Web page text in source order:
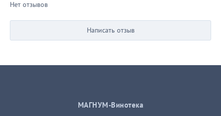
Нет отзывов
Написать отзыв
МАГНУМ-Винотека